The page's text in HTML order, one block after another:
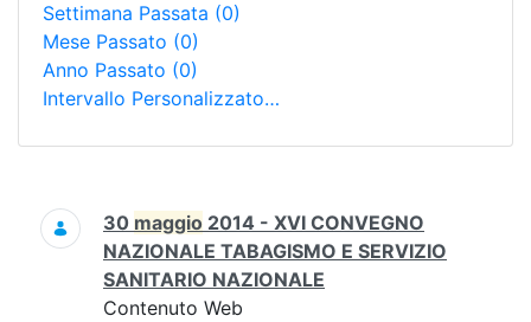
Settimana Passata (0)
Mese Passato (0)
Anno Passato (0)
Intervallo Personalizzato…
Ricerca
30 maggio 2014 - XVI CONVEGNO
NAZIONALE TABAGISMO E SERVIZIO
SANITARIO NAZIONALE
Contenuto Web